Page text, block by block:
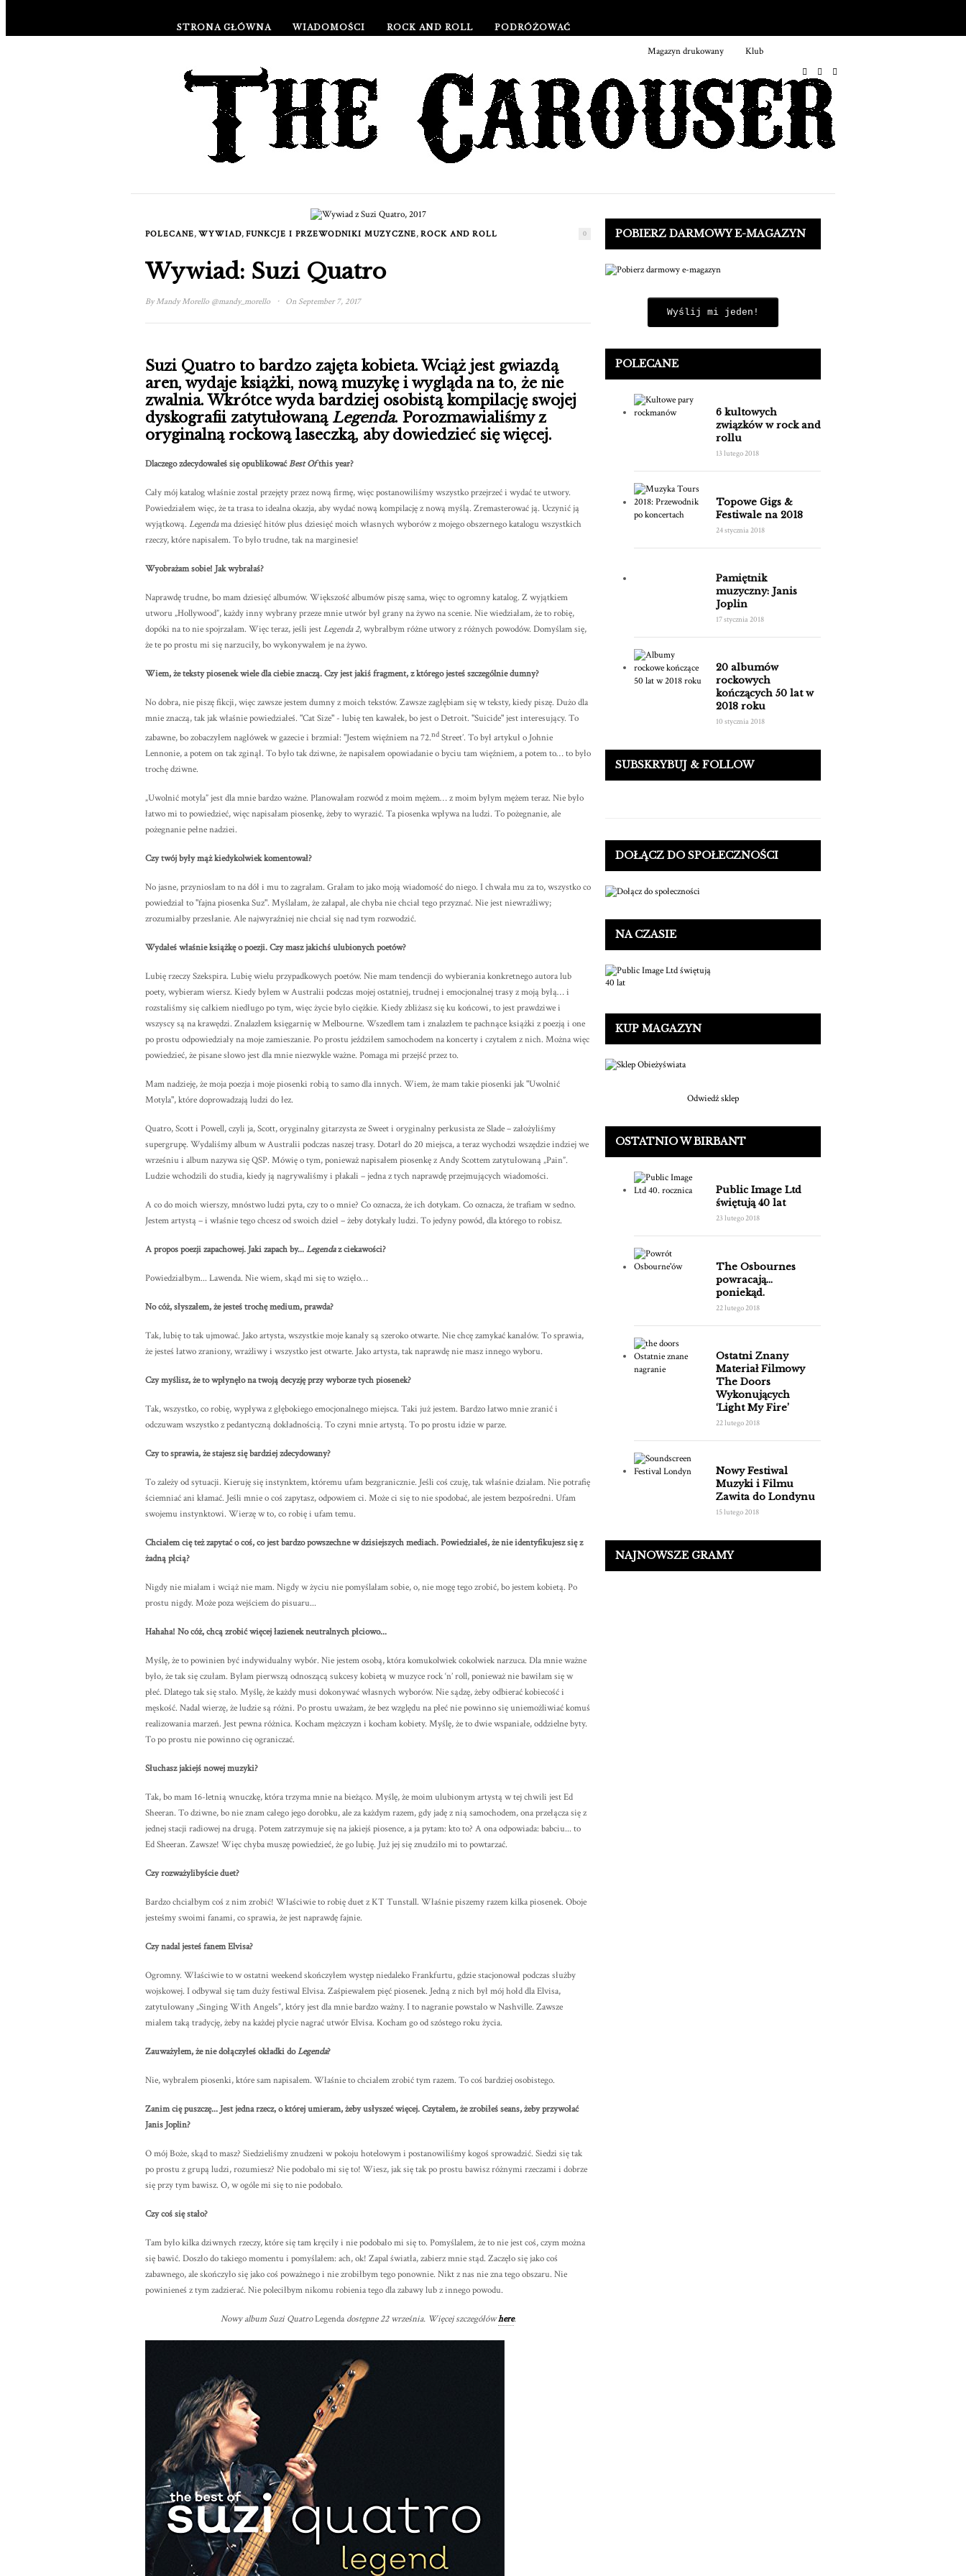
STRONA GŁÓWNA WIADOMOŚCI ROCK AND ROLL PODRÓŻOWAĆ
Magazyn drukowany Klub
POLECANE, WYWIAD, FUNKCJE I PRZEWODNIKI MUZYCZNE, ROCK AND ROLL 0
Wywiad: Suzi Quatro
ByMandy Morello @mandy_morello · On September 7, 2017
Suzi Quatro to bardzo zajęta kobieta. Wciąż jest gwiazdą
aren, wydaje książki, nową muzykę i wygląda na to, że nie
zwalnia. Wkrótce wyda bardziej osobistą kompilację swojej
dyskografii zatytułowaną Legenda. Porozmawialiśmy z
oryginalną rockową laseczką, aby dowiedzieć się więcej.
Dlaczego zdecydowałeś się opublikowaćBest Ofthis year?
Cały mój katalog właśnie został przejęty przez nową firmę, więc postanowiliśmy wszystko przejrzeć i wydać te utwory.
Powiedziałem więc, że ta trasa to idealna okazja, aby wydać nową kompilację z nową myślą. Zremasterować ją. Uczynić ją
wyjątkową. Legendama dziesięć hitów plus dziesięć moich własnych wyborów z mojego obszernego katalogu wszystkich
rzeczy, które napisałem. To było trudne, tak na marginesie!
Wyobrażam sobie! Jak wybrałaś?
Naprawdę trudne, bo mam dziesięć albumów. Większość albumów piszę sama, więc to ogromny katalog. Z wyjątkiem
utworu „Hollywood”, każdy inny wybrany przeze mnie utwór był grany na żywo na scenie. Nie wiedziałam, że to robię,
dopóki na to nie spojrzałam. Więc teraz, jeśli jestLegenda 2, wybrałbym różne utwory z różnych powodów. Domyślam się,
że te po prostu mi się narzuciły, bo wykonywałem je na żywo.
Wiem, że teksty piosenek wiele dla ciebie znaczą. Czy jest jakiś fragment, z którego jesteś szczególnie dumny?
No dobra, nie piszę fikcji, więc zawsze jestem dumny z moich tekstów. Zawsze zagłębiam się w teksty, kiedy piszę. Dużo dla
mnie znaczą, tak jak właśnie powiedziałeś. "Cat Size" - lubię ten kawałek, bo jest o Detroit. "Suicide" jest interesujący. To
zabawne, bo zobaczyłem nagłówek w gazecie i brzmiał: "Jestem więźniem na 72.nd Street’. To był artykuł o Johnie
Lennonie, a potem on tak zginął. To było tak dziwne, że napisałem opowiadanie o byciu tam więźniem, a potem to… to było
trochę dziwne.
„Uwolnić motyla” jest dla mnie bardzo ważne. Planowałam rozwód z moim mężem… z moim byłym mężem teraz. Nie było
łatwo mi to powiedzieć, więc napisałam piosenkę, żeby to wyrazić. Ta piosenka wpływa na ludzi. To pożegnanie, ale
pożegnanie pełne nadziei.
Czy twój były mąż kiedykolwiek komentował?
No jasne, przyniosłam to na dół i mu to zagrałam. Grałam to jako moją wiadomość do niego. I chwała mu za to, wszystko co
powiedział to "fajna piosenka Suz". Myślałam, że załapał, ale chyba nie chciał tego przyznać. Nie jest niewrażliwy;
zrozumiałby przesłanie. Ale najwyraźniej nie chciał się nad tym rozwodzić.
Wydałeś właśnie książkę o poezji. Czy masz jakichś ulubionych poetów?
Lubię rzeczy Szekspira. Lubię wielu przypadkowych poetów. Nie mam tendencji do wybierania konkretnego autora lub
poety, wybieram wiersz. Kiedy byłem w Australii podczas mojej ostatniej, trudnej i emocjonalnej trasy z moją byłą… i
rozstaliśmy się całkiem niedługo po tym, więc życie było ciężkie. Kiedy zbliżasz się ku końcowi, to jest prawdziwe i
wszyscy są na krawędzi. Znalazłem księgarnię w Melbourne. Wszedłem tam i znalazłem te pachnące książki z poezją i one
po prostu odpowiedziały na moje zamieszanie. Po prostu jeździłem samochodem na koncerty i czytałem z nich. Można więc
powiedzieć, że pisane słowo jest dla mnie niezwykle ważne. Pomaga mi przejść przez to.
Mam nadzieję, że moja poezja i moje piosenki robią to samo dla innych. Wiem, że mam takie piosenki jak "Uwolnić
Motyla", które doprowadzają ludzi do łez.
Quatro, Scott i Powell, czyli ja, Scott, oryginalny gitarzysta ze Sweet i oryginalny perkusista ze Slade – założyliśmy
supergrupę. Wydaliśmy album w Australii podczas naszej trasy. Dotarł do 20 miejsca, a teraz wychodzi wszędzie indziej we
wrześniu i album nazywa się QSP. Mówię o tym, ponieważ napisałem piosenkę z Andy Scottem zatytułowaną „Pain”.
Ludzie wchodzili do studia, kiedy ją nagrywaliśmy i płakali – jedna z tych naprawdę przejmujących wiadomości.
A co do moich wierszy, mnóstwo ludzi pyta, czy to o mnie? Co oznacza, że ich dotykam. Co oznacza, że trafiam w sedno.
Jestem artystą – i właśnie tego chcesz od swoich dzieł – żeby dotykały ludzi. To jedyny powód, dla którego to robisz.
A propos poezji zapachowej. Jaki zapach by...Legendaz ciekawości?
Powiedziałbym... Lawenda. Nie wiem, skąd mi się to wzięło…
No cóż, słyszałem, że jesteś trochę medium, prawda?
Tak, lubię to tak ujmować. Jako artysta, wszystkie moje kanały są szeroko otwarte. Nie chcę zamykać kanałów. To sprawia,
że jesteś łatwo zraniony, wrażliwy i wszystko jest otwarte. Jako artysta, tak naprawdę nie masz innego wyboru.
Czy myślisz, że to wpłynęło na twoją decyzję przy wyborze tych piosenek?
Tak, wszystko, co robię, wypływa z głębokiego emocjonalnego miejsca. Taki już jestem. Bardzo łatwo mnie zranić i
odczuwam wszystko z pedantyczną dokładnością. To czyni mnie artystą. To po prostu idzie w parze.
Czy to sprawia, że stajesz się bardziej zdecydowany?
To zależy od sytuacji. Kieruję się instynktem, któremu ufam bezgranicznie. Jeśli coś czuję, tak właśnie działam. Nie potrafię
ściemniać ani kłamać. Jeśli mnie o coś zapytasz, odpowiem ci. Może ci się to nie spodobać, ale jestem bezpośredni. Ufam
swojemu instynktowi. Wierzę w to, co robię i ufam temu.
Chciałem cię też zapytać o coś, co jest bardzo powszechne w dzisiejszych mediach. Powiedziałeś, że nie identyfikujesz się z
żadną płcią?
Nigdy nie miałam i wciąż nie mam. Nigdy w życiu nie pomyślałam sobie, o, nie mogę tego zrobić, bo jestem kobietą. Po
prostu nigdy. Może poza wejściem do pisuaru...
Hahaha! No cóż, chcą zrobić więcej łazienek neutralnych płciowo...
Myślę, że to powinien być indywidualny wybór. Nie jestem osobą, która komukolwiek cokolwiek narzuca. Dla mnie ważne
było, że tak się czułam. Byłam pierwszą odnoszącą sukcesy kobietą w muzyce rock ‘n’ roll, ponieważ nie bawiłam się w
płeć. Dlatego tak się stało. Myślę, że każdy musi dokonywać własnych wyborów. Nie sądzę, żeby odbierać kobiecość i
męskość. Nadal wierzę, że ludzie są różni. Po prostu uważam, że bez względu na płeć nie powinno się uniemożliwiać komuś
realizowania marzeń. Jest pewna różnica. Kocham mężczyzn i kocham kobiety. Myślę, że to dwie wspaniałe, oddzielne byty.
To po prostu nie powinno cię ograniczać.
Słuchasz jakiejś nowej muzyki?
Tak, bo mam 16-letnią wnuczkę, która trzyma mnie na bieżąco. Myślę, że moim ulubionym artystą w tej chwili jest Ed
Sheeran. To dziwne, bo nie znam całego jego dorobku, ale za każdym razem, gdy jadę z nią samochodem, ona przełącza się z
jednej stacji radiowej na drugą. Potem zatrzymuje się na jakiejś piosence, a ja pytam: kto to? A ona odpowiada: babciu... to
Ed Sheeran. Zawsze! Więc chyba muszę powiedzieć, że go lubię. Już jej się znudziło mi to powtarzać.
Czy rozważylibyście duet?
Bardzo chciałbym coś z nim zrobić! Właściwie to robię duet z KT Tunstall. Właśnie piszemy razem kilka piosenek. Oboje
jesteśmy swoimi fanami, co sprawia, że jest naprawdę fajnie.
Czy nadal jesteś fanem Elvisa?
Ogromny. Właściwie to w ostatni weekend skończyłem występ niedaleko Frankfurtu, gdzie stacjonował podczas służby
wojskowej. I odbywał się tam duży festiwal Elvisa. Zaśpiewałem pięć piosenek. Jedną z nich był mój hołd dla Elvisa,
zatytułowany „Singing With Angels”, który jest dla mnie bardzo ważny. I to nagranie powstało w Nashville. Zawsze
miałem taką tradycję, żeby na każdej płycie nagrać utwór Elvisa. Kocham go od szóstego roku życia.
Zauważyłem, że nie dołączyłeś okładki doLegenda?
Nie, wybrałem piosenki, które sam napisałem. Właśnie to chciałem zrobić tym razem. To coś bardziej osobistego.
Zanim cię puszczę... Jest jedna rzecz, o której umieram, żeby usłyszeć więcej. Czytałem, że zrobiłeś seans, żeby przywołać
Janis Joplin?
O mój Boże, skąd to masz? Siedzieliśmy znudzeni w pokoju hotelowym i postanowiliśmy kogoś sprowadzić. Siedzi się tak
po prostu z grupą ludzi, rozumiesz? Nie podobało mi się to! Wiesz, jak się tak po prostu bawisz różnymi rzeczami i dobrze
się przy tym bawisz. O, w ogóle mi się to nie podobało.
Czy coś się stało?
Tam było kilka dziwnych rzeczy, które się tam kręciły i nie podobało mi się to. Pomyślałem, że to nie jest coś, czym można
się bawić. Doszło do takiego momentu i pomyślałem: ach, ok! Zapal światła, zabierz mnie stąd. Zaczęło się jako coś
zabawnego, ale skończyło się jako coś poważnego i nie zrobiłbym tego ponownie. Nikt z nas nie zna tego obszaru. Nie
powinieneś z tym zadzierać. Nie poleciłbym nikomu robienia tego dla zabawy lub z innego powodu.
Nowy album Suzi QuatroLegendadostępne 22 września. Więcej szczegółówhere.
POBIERZ DARMOWY E-MAGAZYN
Wyślij mi jeden!
POLECANE
6 kultowych
związków w rock and
rollu
13 lutego 2018
Topowe Gigs &
Festiwale na 2018
24 stycznia 2018
Pamiętnik
muzyczny: Janis
Joplin
17 stycznia 2018
20 albumów
rockowych
kończących 50 lat w
2018 roku
10 stycznia 2018
SUBSKRYBUJ & FOLLOW
DOŁĄCZ DO SPOŁECZNOŚCI
NA CZASIE
KUP MAGAZYN
Odwiedź sklep
OSTATNIO W BIRBANT
Public Image Ltd
świętują 40 lat
23 lutego 2018
The Osbournes
powracają...
poniekąd.
22 lutego 2018
Ostatni Znany
Materiał Filmowy
The Doors
Wykonujących
‘Light My Fire’
22 lutego 2018
Nowy Festiwal
Muzyki i Filmu
Zawita do Londynu
15 lutego 2018
NAJNOWSZE GRAMY